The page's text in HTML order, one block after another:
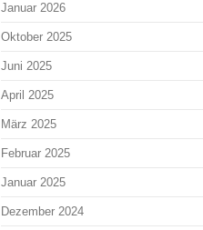
Januar 2026
Oktober 2025
Juni 2025
April 2025
März 2025
Februar 2025
Januar 2025
Dezember 2024